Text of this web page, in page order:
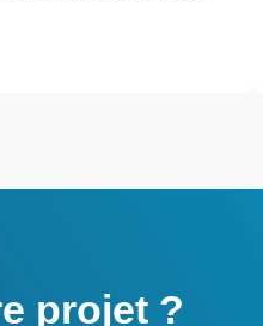
projet ?